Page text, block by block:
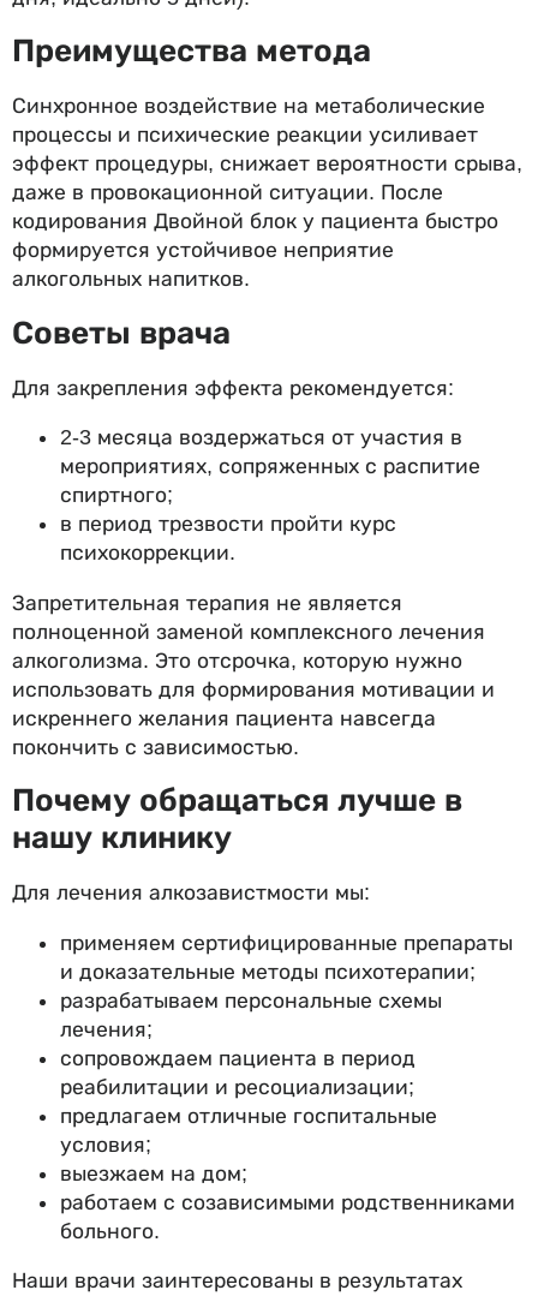
Преимущества метода
Синхронное воздействие на метаболические
процессы и психические реакции усиливает
эффект процедуры, снижает вероятности срыва,
даже в провокационной ситуации. После
кодирования Двойной блок у пациента быстро
формируется устойчивое неприятие
алкогольных напитков.
Советы врача
Для закрепления эффекта рекомендуется:
2-3 месяца воздержаться от участия в
мероприятиях, сопряженных с распитие
спиртного;
в период трезвости пройти курс
психокоррекции.
Запретительная терапия не является
полноценной заменой комплексного лечения
алкоголизма. Это отсрочка, которую нужно
использовать для формирования мотивации и
искреннего желания пациента навсегда
покончить с зависимостью.
Почему обращаться лучше в
нашу клинику
Для лечения алкозавистмости мы:
применяем сертифицированные препараты
и доказательные методы психотерапии;
разрабатываем персональные схемы
лечения;
сопровождаем пациента в период
реабилитации и ресоциализации;
предлагаем отличные госпитальные
условия;
выезжаем на дом;
работаем с созависимыми родственниками
больного.
Наши врачи заинтересованы в результатах